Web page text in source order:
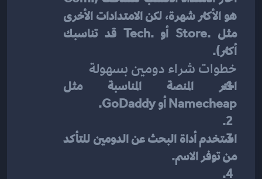
أكثر).
خطوات شراء دومين بسهولة
Namecheap أو GoDaddy.
استخدم أداة البحث عن الدومين للتأكد
من توفر الاسم.